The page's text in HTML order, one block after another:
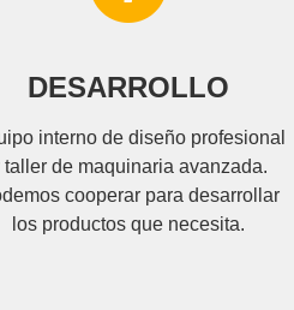
DESARROLLO
interno de diseño profesional
taller de maquinaria avanzada.
cooperar para desarrollar
los productos que necesita.